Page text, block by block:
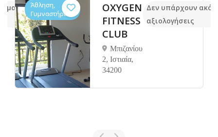
Άθληση,
Γυμναστήρια
OXYGEN
FITNESS
CLUB
Μπιζανίου
2, Ιστιαία,
34200
Δεν υπάρχουν
αξιολογήσεις